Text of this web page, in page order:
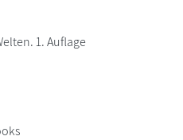
1. Auflage